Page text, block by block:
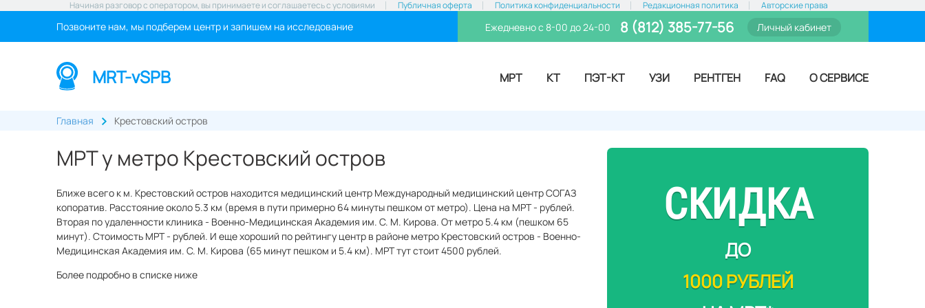
Начиная разговор с оператором, вы принимаете и соглашаетесь с условиями Публичная оферта Политика конфиденциальности Редакционная политика Авторские права
Позвоните нам, мы подберем центр и запишем на исследование Ежедневно с 8-00 до 24-00 8 (812) 385-77-56 Личный кабинет
MRT-vSPB МРТ КТ ПЭТ-КТ УЗИ РЕНТГЕН FAQ О СЕРВИСЕ
Главная Крестовский остров
МРТ у метро Крестовский остров
Ближе всего к м. Крестовский остров находится медицинский центр Международный медицинский центр СОГАЗ
копоратив. Расстояние около 5.3 км (время в пути примерно 64 минуты пешком от метро). Цена на МРТ - рублей.
Вторая по удаленности клиника - Военно-Медицинская Академия им. С. М. Кирова. От метро 5.4 км (пешком 65
минут). Стоимость МРТ - рублей. И еще хороший по рейтингу центр в районе метро Крестовский остров - Военно-
Медицинская Академия им. С. М. Кирова (65 минут пешком и 5.4 км). МРТ тут стоит 4500 рублей.
Более подробно в списке ниже
СКИДКА
ДО
1000 РУБЛЕЙ